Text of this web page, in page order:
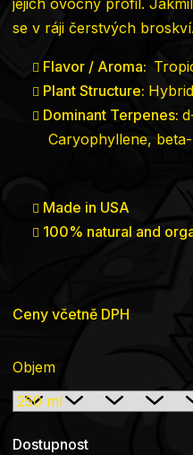
jejich ovocný profil.
se v ráji čerstvých broskví.
Flavor / Aroma:
Plant Structure: Hybrid
Dominant Terpenes:
Caryophyllene,
Made in USA
100% natural and
Ceny včetně DPH
Objem
Dostupnost